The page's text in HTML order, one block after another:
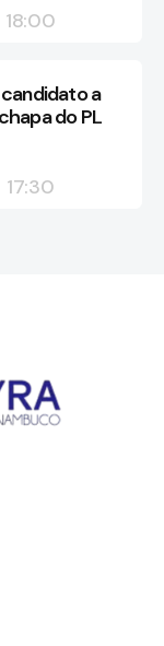
18:00
a
do PL
17:30